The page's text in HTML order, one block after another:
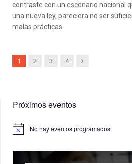
contraste con un escenario nacional
una nueva ley, pareciera no ser
malas prácticas.
1 2 3 4 Next
Próximos eventos
Aviso No hay eventos programados.